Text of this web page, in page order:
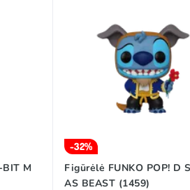
M
-32%
Figūrėlė FUNKO POP! D
AS BEAST (1459)